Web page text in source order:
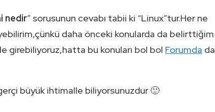
nedir” sorusunun cevabı tabii ki “Linux”tur.Her ne
daha önceki konularda da belirttiğim
bu konuları bol bol Forumda da
büyük ihtimalle biliyorsunuzdur 🙂